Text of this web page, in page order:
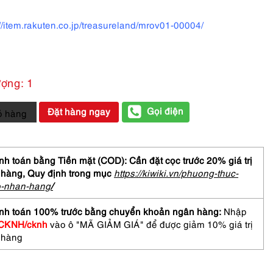
item.rakuten.co.jp/treasureland/mrov01-00004/
1
hàng Đặt hàng ngay Gọi điện
toán bằng Tiền mặt (COD): Cần đặt cọc trước 20% giá trị
Quy định trong mục https://kiwiki.vn/phuong-thuc-
nhan-hang/
toán 100% trước bằng chuyển khoản ngân hàng: Nhập
cknh vào ô "MÃ GIẢM GIÁ" để được giảm 10% giá trị